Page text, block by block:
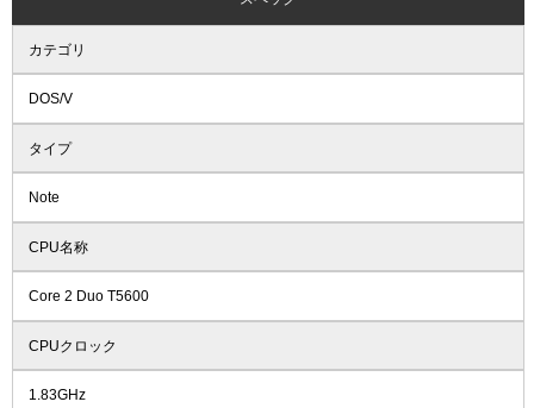
カテゴリ
DOS/V
タイプ
Note
CPU名称
Core 2 Duo T5600
CPUクロック
1.83GHz